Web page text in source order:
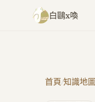
跳至主要內容
白鷗x喚
首頁/知識地圖